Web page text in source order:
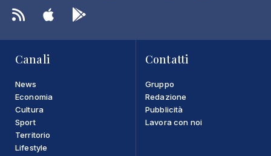
Canali
News
Economia
Cultura
Sport
Territorio
Lifestyle
Contatti
Gruppo
Redazione
Pubblicità
Lavora con noi